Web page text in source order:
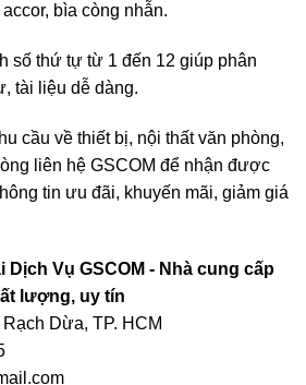
bìa còng nhẫn.
số thứ tự từ 1 đến 12 giúp phân
tài liệu dễ dàng.
cầu về thiết bị, nội thất văn phòng,
liên hệ GSCOM để nhận được
tin ưu đãi, khuyến mãi, giảm giá
Vụ GSCOM - Nhà cung cấp
lượng, uy tín
Dừa, TP. HCM